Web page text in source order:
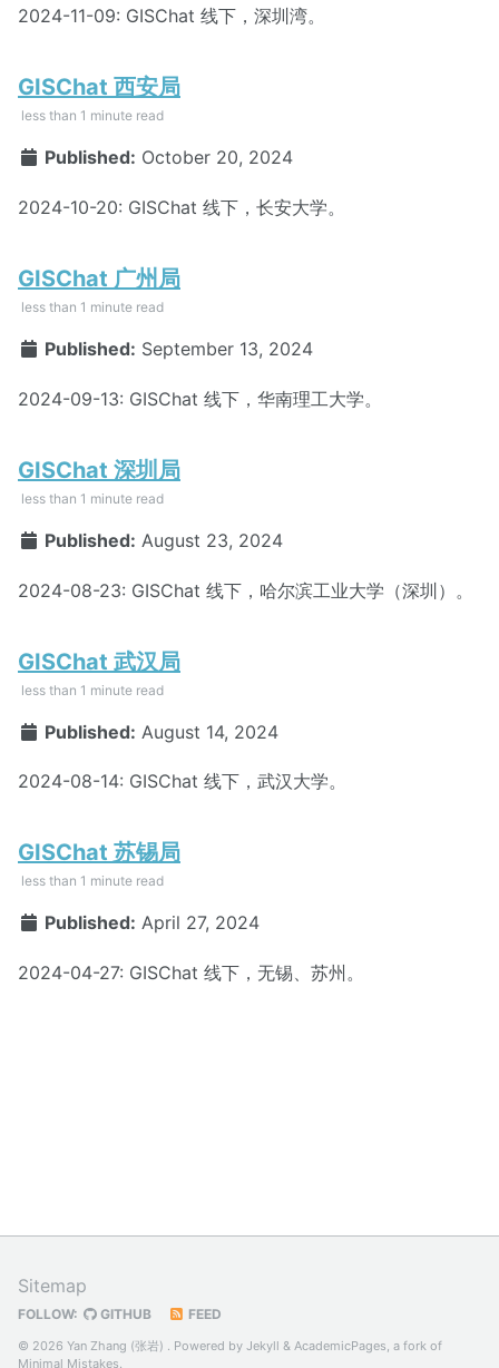
2024-11-09: GISChat 线下，深圳湾。
GISChat 西安局
less than 1 minute read
Published: October 20, 2024
2024-10-20: GISChat 线下，长安大学。
GISChat 广州局
less than 1 minute read
Published: September 13, 2024
2024-09-13: GISChat 线下，华南理工大学。
GISChat 深圳局
less than 1 minute read
Published: August 23, 2024
2024-08-23: GISChat 线下，哈尔滨工业大学（深圳）。
GISChat 武汉局
less than 1 minute read
Published: August 14, 2024
2024-08-14: GISChat 线下，武汉大学。
GISChat 苏锡局
less than 1 minute read
Published: April 27, 2024
2024-04-27: GISChat 线下，无锡、苏州。
Sitemap
FOLLOW: GITHUB FEED
© 2026 Yan Zhang (张岩) . Powered by Jekyll & AcademicPages, a fork of
Minimal Mistakes.